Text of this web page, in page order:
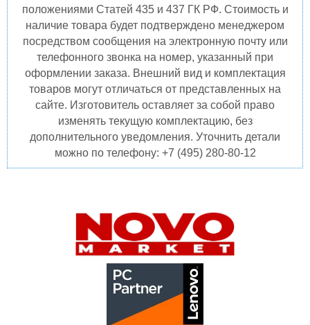
положениями Статей 435 и 437 ГК РФ. Стоимость и
наличие товара будет подтверждено менеджером
посредством сообщения на электронную почту или
телефонного звонка на номер, указанный при
оформлении заказа. Внешний вид и комплектация
товаров могут отличаться от представленных на
сайте. Изготовитель оставляет за собой право
изменять текущую комплектацию, без
дополнительного уведомления. Уточнить детали
можно по телефону: +7 (495) 280-80-12